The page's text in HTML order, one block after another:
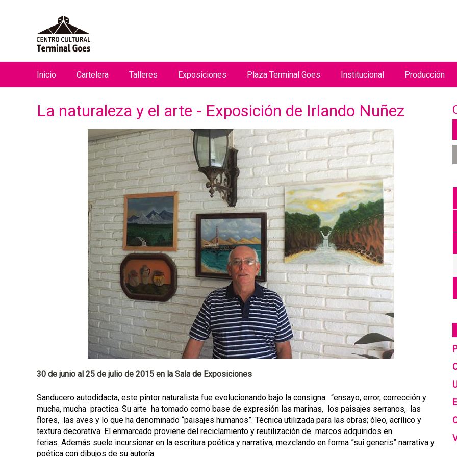
La naturaleza y el arte - Exposición de Irlando Nuñez
30 de junio al 25 de julio de 2015 en la Sala de Exposiciones
Sanducero autodidacta, este pintor naturalista fue evolucionando bajo la consigna: “ensayo, error, corrección y
mucha, mucha practica. Su arte ha tomado como base de expresión las marinas, los paisajes serranos, las
flores, las aves y lo que ha denominado “paisajes humanos”. Técnica utilizada para las obras; óleo, acrílico y
textura decorativa. El enmarcado proviene del reciclamiento y reutilización de marcos adquiridos en
ferias. Además suele incursionar en la escritura poética y narrativa, mezclando en forma ”sui generis” narrativa y
poética con dibujos de su autoría.
n
Inicio Cartelera Talleres Exposiciones Plaza Terminal Goes Institucional Producción